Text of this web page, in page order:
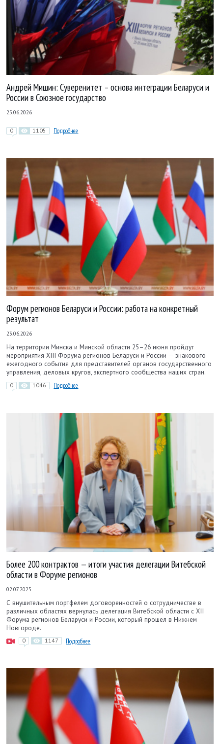
Андрей Мишин: Суверенитет – основа интеграции Беларуси и
России в Союзное государство
25.06.2026
0 1105 Подробнее
Форум регионов Беларуси и России: работа на конкретный
результат
23.06.2026
На территории Минска и Минской области 25–26 июня пройдут
мероприятия XIII Форума регионов Беларуси и России — знакового
ежегодного события для представителей органов государственного
управления, деловых кругов, экспертного сообщества наших стран.
0 1046 Подробнее
Более 200 контрактов — итоги участия делегации Витебской
области в Форуме регионов
02.07.2025
С внушительным портфелем договоренностей о сотрудничестве в
различных областях вернулась делегация Витебской области с XII
Форума регионов Беларуси и России, который прошел в Нижнем
Новгороде.
0 1147 Подробнее